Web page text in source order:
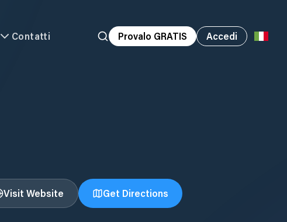
Contatti Provalo GRATIS Accedi
Visit Website Get Directions